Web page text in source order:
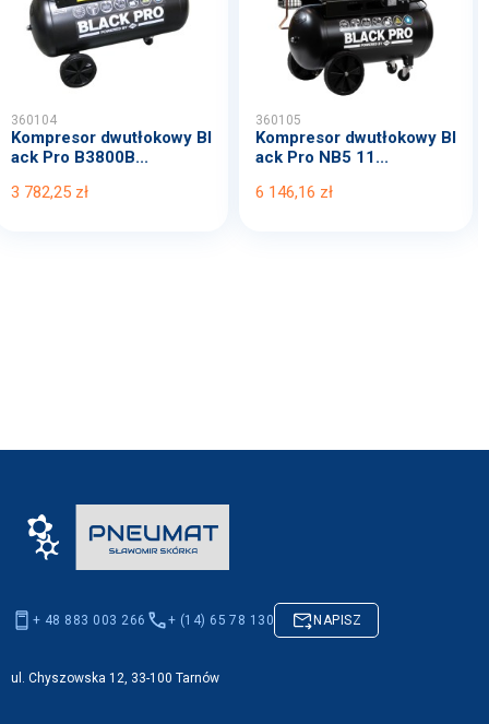
360104
Kompresor dwutłokowy Bl
ack Pro B3800B...
3 782,25 zł
360105
Kompresor dwutłokowy Bl
ack Pro NB5 11...
6 146,16 zł
+ 48 883 003 266 + (14) 65 78 130 NAPISZ
ul. Chyszowska 12, 33-100 Tarnów